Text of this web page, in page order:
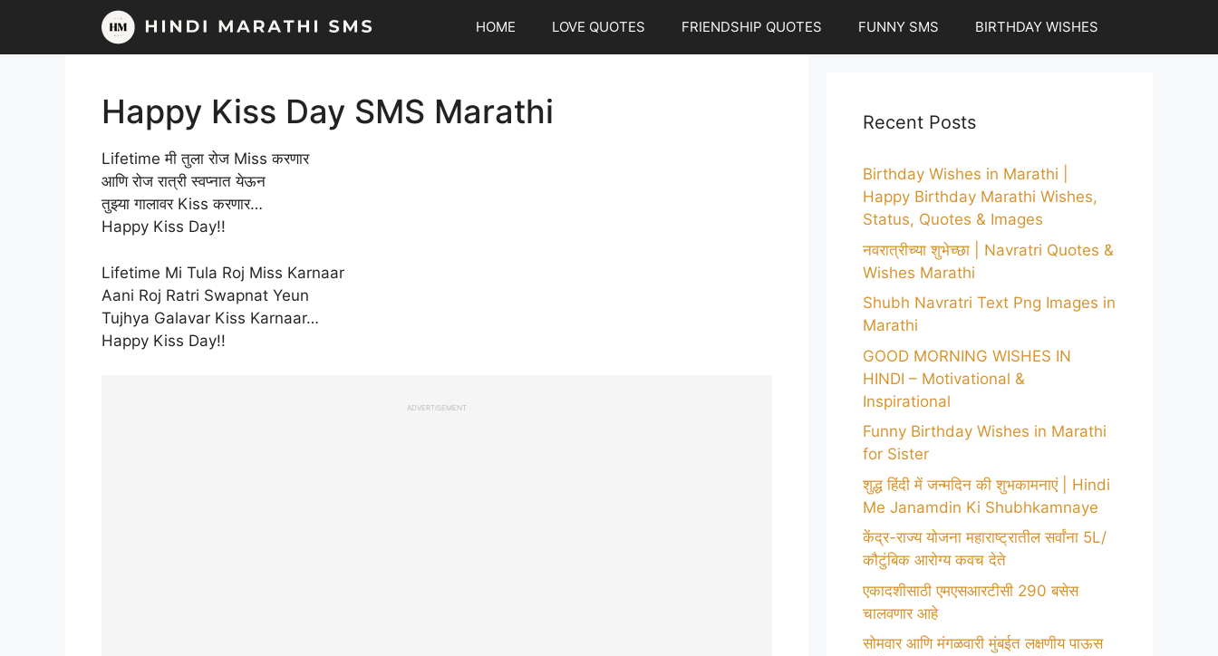
content
HOME LOVE QUOTES FRIENDSHIP QUOTES FUNNY SMS BIRTHDAY WISHES
Happy Kiss Day SMS Marathi
Lifetime मी तुला रोज Miss करणार
आणि रोज रात्री स्वप्नात येऊन
तुझ्या गालावर Kiss करणार…
Happy Kiss Day!!
Lifetime Mi Tula Roj Miss Karnaar
Aani Roj Ratri Swapnat Yeun
Tujhya Galavar Kiss Karnaar…
Happy Kiss Day!!
ADVERTISEMENT
Recent Posts
Birthday Wishes in Marathi |
Happy Birthday Marathi Wishes,
Status, Quotes & Images
नवरात्रीच्या शुभेच्छा | Navratri Quotes &
Wishes Marathi
Shubh Navratri Text Png Images in
Marathi
GOOD MORNING WISHES IN
HINDI – Motivational &
Inspirational
Funny Birthday Wishes in Marathi
for Sister
शुद्ध हिंदी में जन्मदिन की शुभकामनाएं | Hindi
Me Janamdin Ki Shubhkamnaye
केंद्र-राज्य योजना महाराष्ट्रातील सर्वांना 5L/
कौटुंबिक आरोग्य कवच देते
एकादशीसाठी एमएसआरटीसी 290 बसेस
चालवणार आहे
सोमवार आणि मंगळवारी मुंबईत लक्षणीय पाऊस